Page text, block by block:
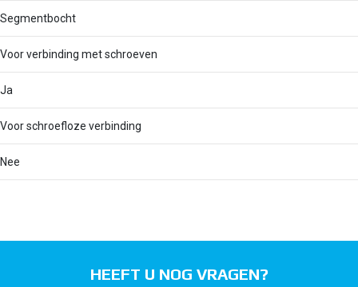
Segmentbocht
Voor verbinding met schroeven
Ja
Voor schroefloze verbinding
Nee
HEEFT U NOG VRAGEN?